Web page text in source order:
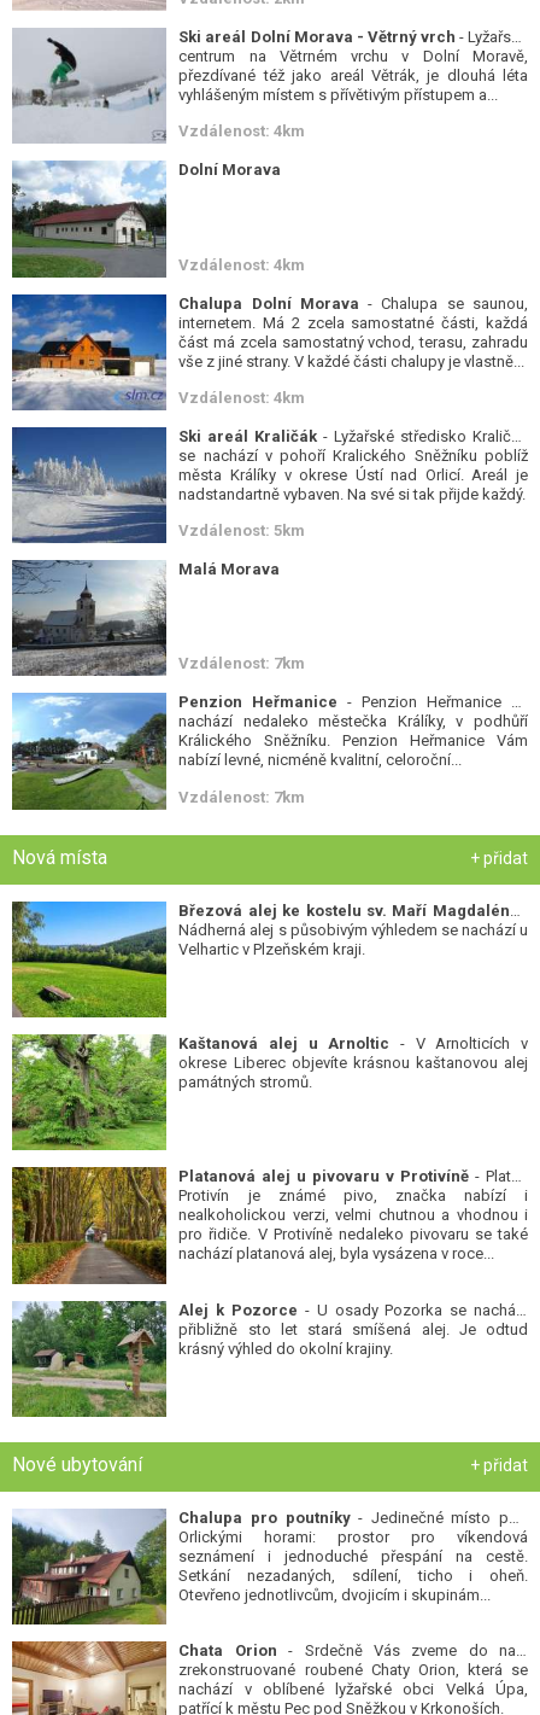
Ski areál Dolní Morava - Větrný vrch - Lyžařské
centrum na Větrném vrchu v Dolní Moravě,
přezdívané též jako areál Větrák, je dlouhá léta
vyhlášeným místem s přívětivým přístupem a...
Vzdálenost: 4km
Dolní Morava
Vzdálenost: 4km
Chalupa Dolní Morava - Chalupa se saunou,
internetem. Má 2 zcela samostatné části, každá
část má zcela samostatný vchod, terasu, zahradu
vše z jiné strany. V každé části chalupy je vlastně...
Vzdálenost: 4km
Ski areál Kraličák - Lyžařské středisko Kraličák
se nachází v pohoří Kralického Sněžníku poblíž
města Králíky v okrese Ústí nad Orlicí. Areál je
nadstandartně vybaven. Na své si tak přijde každý.
Vzdálenost: 5km
Malá Morava
Vzdálenost: 7km
Penzion Heřmanice - Penzion Heřmanice se
nachází nedaleko městečka Králíky, v podhůří
Králického Sněžníku. Penzion Heřmanice Vám
nabízí levné, nicméně kvalitní, celoroční...
Vzdálenost: 7km
Nová místa + přidat
Nádherná alej s působivým výhledem se nachází u
Velhartic v Plzeňském kraji.
Kaštanová alej u Arnoltic - V Arnolticích v
okrese Liberec objevíte krásnou kaštanovou alej
památných stromů.
Platanová alej u pivovaru v Protivíně - Platan
Protivín je známé pivo, značka nabízí i
nealkoholickou verzi, velmi chutnou a vhodnou i
pro řidiče. V Protivíně nedaleko pivovaru se také
nachází platanová alej, byla vysázena v roce...
Alej k Pozorce - U osady Pozorka se nachází
přibližně sto let stará smíšená alej. Je odtud
krásný výhled do okolní krajiny.
Nové ubytování + přidat
Chalupa pro poutníky- Jedinečné místo pod
Orlickými horami: prostor pro víkendová
seznámení i jednoduché přespání na cestě.
Setkání nezadaných, sdílení, ticho i oheň.
Otevřeno jednotlivcům, dvojicím i skupinám...
Chata Orion - Srdečně Vás zveme do naší
zrekonstruované roubené Chaty Orion, která se
nachází v oblíbené lyžařské obci Velká Úpa,
patřící k městu Pec pod Sněžkou v Krkonoších.